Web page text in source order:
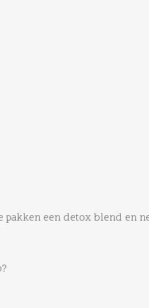
pakken een detox blend en